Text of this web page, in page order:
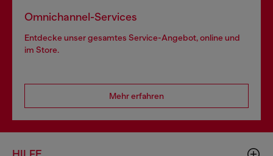
Omnichannel-Services
Entdecke unser gesamtes Service-Angebot, online und
im Store.
Mehr erfahren